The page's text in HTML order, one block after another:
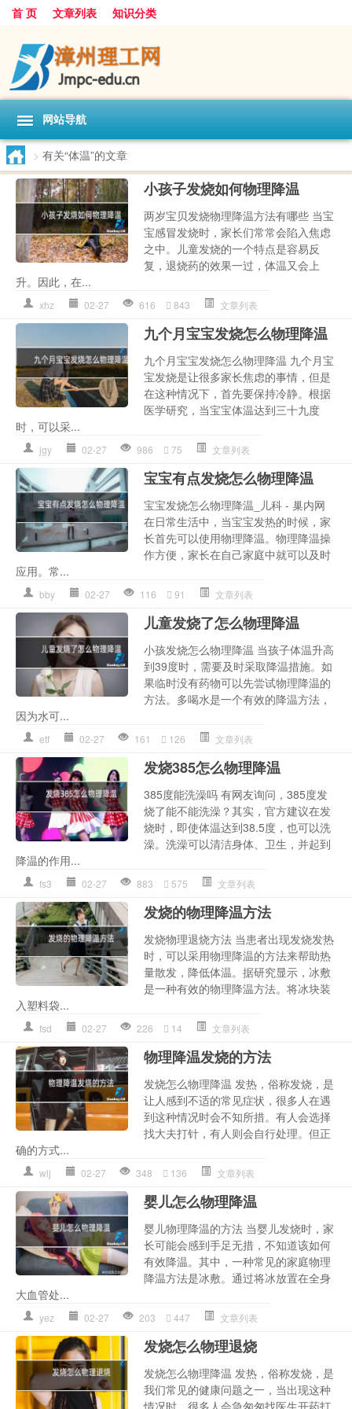
首 页 文章列表 知识分类
网站导航
> 有关“体温”的文章
小孩子发烧如何物理降温
两岁宝贝发烧物理降温方法有哪些 当宝
宝感冒发烧时，家长们常常会陷入焦虑
之中。儿童发烧的一个特点是容易反
复，退烧药的效果一过，体温又会上
升。因此，在...
xhz 02-27 616 843 文章列表
九个月宝宝发烧怎么物理降温
九个月宝宝发烧怎么物理降温 九个月宝
宝发烧是让很多家长焦虑的事情，但是
在这种情况下，首先要保持冷静。根据
医学研究，当宝宝体温达到三十九度
时，可以采...
jgy 02-27 986 75 文章列表
宝宝有点发烧怎么物理降温
宝宝发烧怎么物理降温_儿科 - 巢内网
在日常生活中，当宝宝发热的时候，家
长首先可以使用物理降温。物理降温操
作方便，家长在自己家庭中就可以及时
应用。常...
bby 02-27 116 91 文章列表
儿童发烧了怎么物理降温
小孩发烧怎么物理降温 当孩子体温升高
到39度时，需要及时采取降温措施。如
果临时没有药物可以先尝试物理降温的
方法。多喝水是一个有效的降温方法，
因为水可...
etf 02-27 161 126 文章列表
发烧385怎么物理降温
385度能洗澡吗 有网友询问，385度发
烧了能不能洗澡？其实，官方建议在发
烧时，即使体温达到38.5度，也可以洗
澡。洗澡可以清洁身体、卫生，并起到
降温的作用...
fs3 02-27 883 575 文章列表
发烧的物理降温方法
发烧物理退烧方法 当患者出现发烧发热
时，可以采用物理降温的方法来帮助热
量散发，降低体温。据研究显示，冰敷
是一种有效的物理降温方法。将冰块装
入塑料袋...
fsd 02-27 226 14 文章列表
物理降温发烧的方法
发烧怎么物理降温 发热，俗称发烧，是
让人感到不适的常见症状，很多人在遇
到这种情况时会不知所措。有人会选择
找大夫打针，有人则会自行处理。但正
确的方式...
wlj 02-27 348 136 文章列表
婴儿怎么物理降温
婴儿物理降温的方法 当婴儿发烧时，家
长可能会感到手足无措，不知道该如何
有效降温。其中，一种常见的家庭物理
降温方法是冰敷。通过将冰放置在全身
大血管处...
yez 02-27 203 447 文章列表
发烧怎么物理退烧
发烧怎么物理降温 发热，俗称发烧，是
我们常见的健康问题之一，当出现这种
情况时，很多人会急匆匆找医生开药打